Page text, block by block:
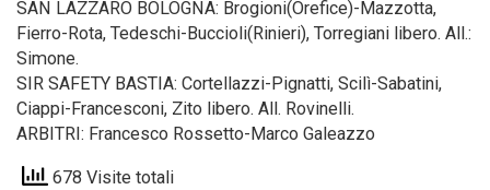
SAN LAZZARO BOLOGNA: Brogioni(Orefice)-Mazzotta,
Fierro-Rota, Tedeschi-Buccioli(Rinieri), Torregiani libero. All.:
Simone.
SIR SAFETY BASTIA: Cortellazzi-Pignatti, Scilì-Sabatini,
Ciappi-Francesconi, Zito libero. All. Rovinelli.
ARBITRI: Francesco Rossetto-Marco Galeazzo
678 Visite totali